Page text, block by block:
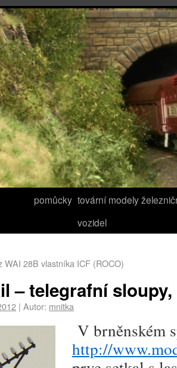
pomůcky tovární modely
vozidel
WAI 28B vlastníka ICF (ROCO)
– telegrafní
| Autor: mnitka
V brněnském
http://